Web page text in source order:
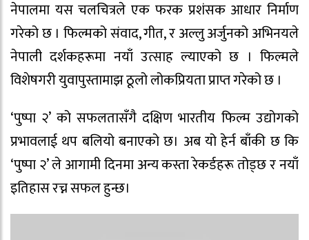
नेपालमा यस चलचित्रले एक फरक प्रशंसक आधार निर्माण
गरेको छ । फिल्मको संवाद, गीत, र अल्लु अर्जुनको अभिनयले
नेपाली दर्शकहरूमा नयाँ उत्साह ल्याएको छ । फिल्मले
विशेषगरी युवापुस्तामाझ ठूलो लोकप्रियता प्राप्त गरेको छ ।
‘पुष्पा २’ को सफलतासँगै दक्षिण भारतीय फिल्म उद्योगको
प्रभावलाई थप बलियो बनाएको छ। अब यो हेर्न बाँकी छ कि
‘पुष्पा २’ ले आगामी दिनमा अन्य कस्ता रेकर्डहरू तोड्छ र नयाँ
इतिहास रच्न सफल हुन्छ।